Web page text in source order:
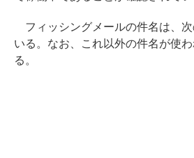
フィッシングメールの件名は、次
いる。なお、これ以外の件名が使
る。